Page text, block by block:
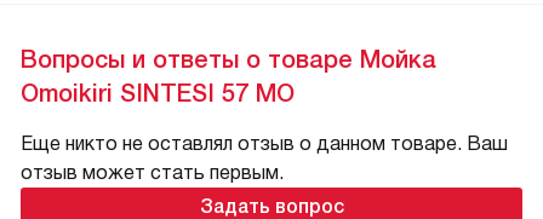
Вопросы и ответы о товаре Мойка
Omoikiri SINTESI 57 MO
Еще никто не оставлял отзыв о данном товаре. Ваш
отзыв может стать первым.
Задать вопрос